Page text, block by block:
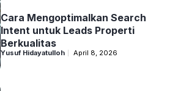
Cara Mengoptimalkan Search
Intent untuk Leads Properti
Berkualitas
Yusuf Hidayatulloh April 8, 2026